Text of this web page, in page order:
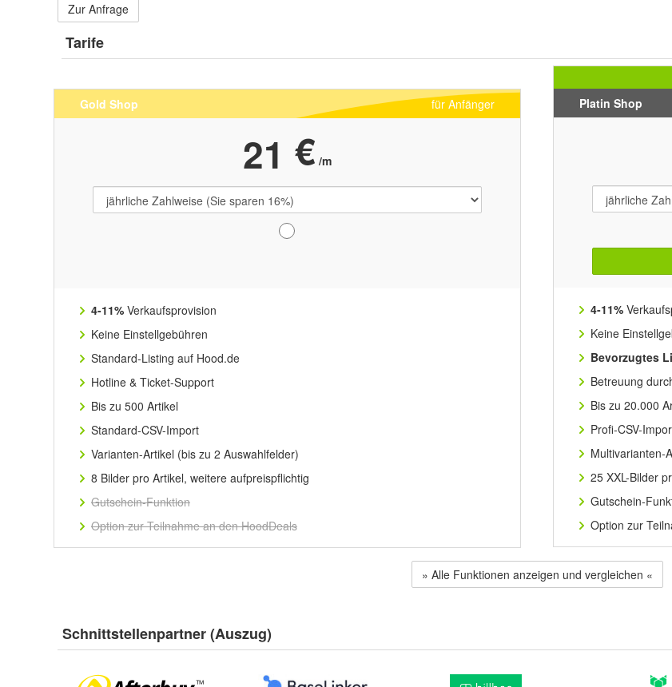
Zur Anfrage
Tarife
Platin Shop
4-11%
Keine
Bevorzugtes
Betreuung
Bis zu 20.000
Profi-CSV-
Multivarianten-
25 XXL-Bilder
Gutschein-
Option zur
Gold Shop für Anfänger
21 € /m
4-11% Verkaufsprovision
Keine Einstellgebühren
Standard-Listing auf Hood.de
Hotline & Ticket-Support
Bis zu 500 Artikel
Standard-CSV-Import
Varianten-Artikel (bis zu 2 Auswahlfelder)
8 Bilder pro Artikel, weitere aufpreispflichtig
Gutschein-Funktion
Option zur Teilnahme an den HoodDeals
» Alle Funktionen anzeigen und vergleichen «
Schnittstellenpartner (Auszug)